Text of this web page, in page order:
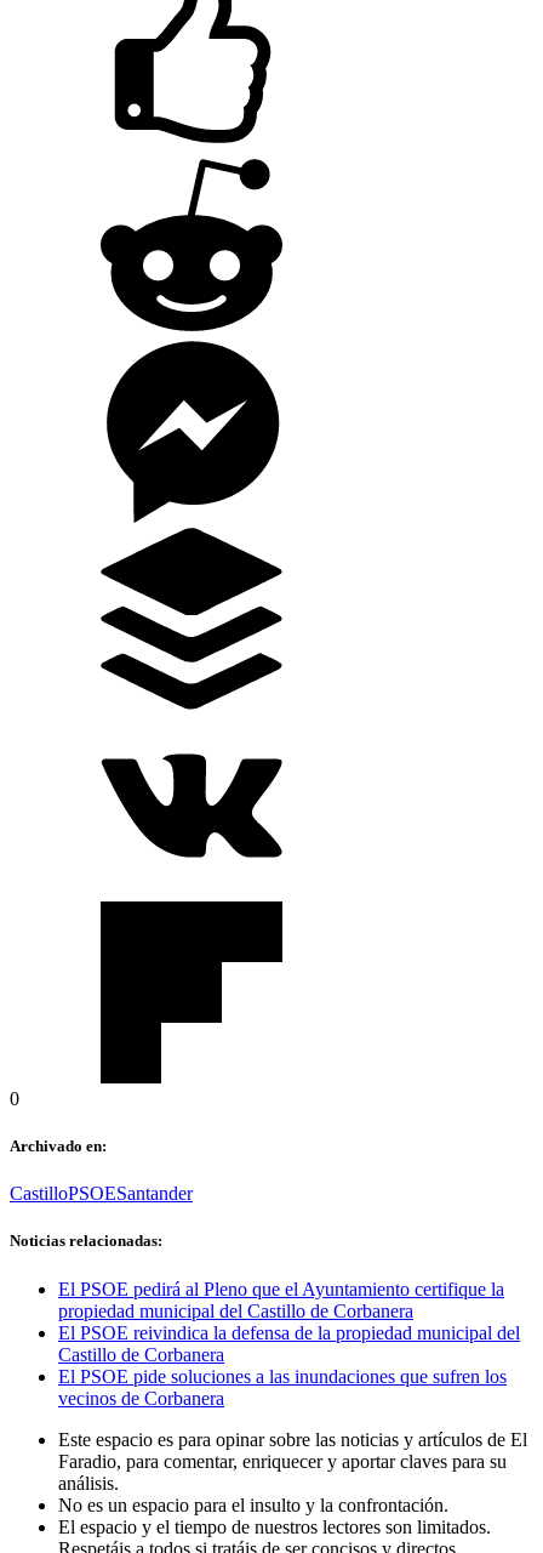
0
Archivado en:
CastilloPSOESantander
Noticias relacionadas:
El PSOE pedirá al Pleno que el Ayuntamiento certifique la
propiedad municipal del Castillo de Corbanera
El PSOE reivindica la defensa de la propiedad municipal del
Castillo de Corbanera
El PSOE pide soluciones a las inundaciones que sufren los
vecinos de Corbanera
Este espacio es para opinar sobre las noticias y artículos de El
Faradio, para comentar, enriquecer y aportar claves para su
análisis.
No es un espacio para el insulto y la confrontación.
El espacio y el tiempo de nuestros lectores son limitados.
Respetáis a todos si tratáis de ser concisos y directos.